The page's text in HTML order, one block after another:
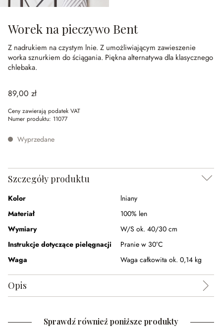
Worek na pieczywo Bent
Z nadrukiem na czystym lnie. Z umożliwiającym zawieszenie
worka sznurkiem do ściągania. Piękna alternatywa dla klasycznego
chlebaka.
89,00 zł
Ceny zawierają podatek VAT
Numer produktu: 11077
Wyprzedane
Szczegóły produktu
Kolor
lniany
Materiał
100% len
Wymiary
W/S ok. 40/30 cm
Instrukcje dotyczące pielęgnacji
Pranie w 30°C
Waga
Waga całkowita ok. 0,14 kg
Opis
Sprawdź również poniższe produkty